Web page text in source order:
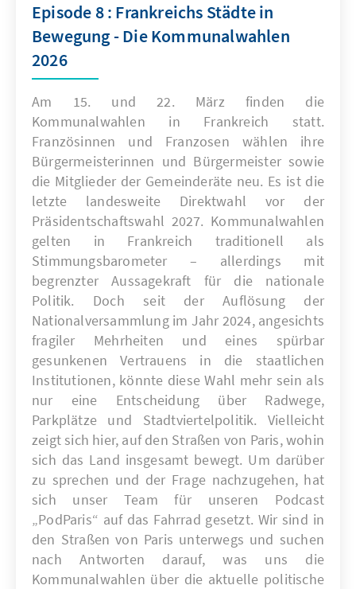
Episode 8 : Frankreichs Städte in
Bewegung - Die Kommunalwahlen
2026
Am 15. und 22. März finden die
Kommunalwahlen in Frankreich statt.
Französinnen und Franzosen wählen ihre
Bürgermeisterinnen und Bürgermeister sowie
die Mitglieder der Gemeinderäte neu. Es ist die
letzte landesweite Direktwahl vor der
Präsidentschaftswahl 2027. Kommunalwahlen
gelten in Frankreich traditionell als
Stimmungsbarometer – allerdings mit
begrenzter Aussagekraft für die nationale
Politik. Doch seit der Auflösung der
Nationalversammlung im Jahr 2024, angesichts
fragiler Mehrheiten und eines spürbar
gesunkenen Vertrauens in die staatlichen
Institutionen, könnte diese Wahl mehr sein als
nur eine Entscheidung über Radwege,
Parkplätze und Stadtviertelpolitik. Vielleicht
zeigt sich hier, auf den Straßen von Paris, wohin
sich das Land insgesamt bewegt. Um darüber
zu sprechen und der Frage nachzugehen, hat
sich unser Team für unseren Podcast
„PodParis“ auf das Fahrrad gesetzt. Wir sind in
den Straßen von Paris unterwegs und suchen
nach Antworten darauf, was uns die
Kommunalwahlen über die aktuelle politische